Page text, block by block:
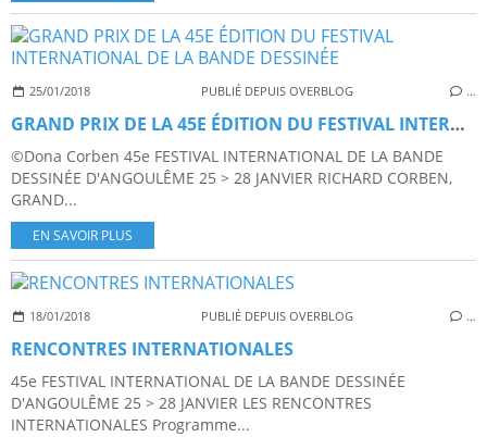
25/01/2018 PUBLIÉ DEPUIS OVERBLOG …
GRAND PRIX DE LA 45E ÉDITION DU FESTIVAL INTERNATIONAL DE LA BANDE DESSINÉE
©Dona Corben 45e FESTIVAL INTERNATIONAL DE LA BANDE
DESSINÉE D'ANGOULÊME 25 > 28 JANVIER RICHARD CORBEN,
GRAND...
EN SAVOIR PLUS
18/01/2018 PUBLIÉ DEPUIS OVERBLOG …
RENCONTRES INTERNATIONALES
45e FESTIVAL INTERNATIONAL DE LA BANDE DESSINÉE
D'ANGOULÊME 25 > 28 JANVIER LES RENCONTRES
INTERNATIONALES Programme...